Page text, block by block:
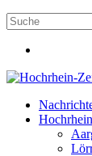
Hochrhein